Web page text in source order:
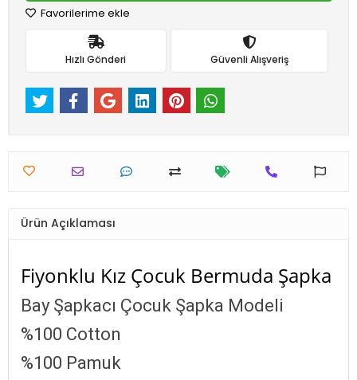
Favorilerime ekle
Hızlı Gönderi Güvenli Alışveriş
Ürün Açıklaması
Fiyonklu Kız Çocuk Bermuda Şapka
Bay Şapkacı Çocuk Şapka Modeli
%100 Cotton
%100 Pamuk